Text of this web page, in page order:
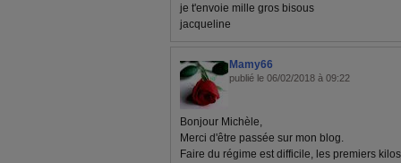
je t'envoie mille gros bisous
jacqueline
Mamy66
publié le 06/02/2018 à 09:22
Bonjour Michèle,
Merci d'être passée sur mon blog.
Faire du régime est difficile, les premiers